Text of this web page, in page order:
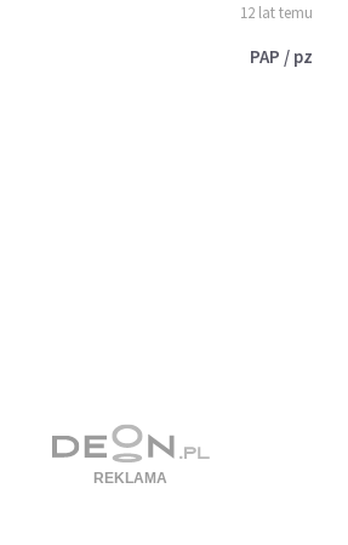
12 lat temu
PAP / pz